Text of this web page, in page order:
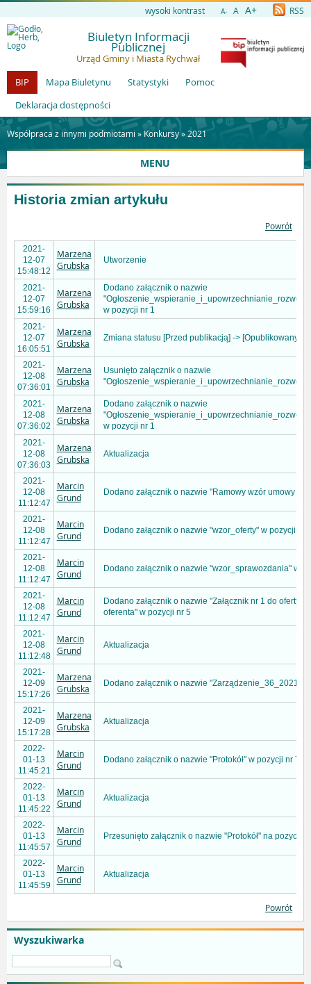
wysoki kontrast A- A A+ RSS
Biuletyn Informacji
Publicznej
Urząd Gminy i Miasta Rychwał
BIP
Mapa Biuletynu Statystyki
Pomoc
Deklaracja dostępności
Współpraca z innymi podmiotami » Konkursy» 2021
MENU
Wyszukiwarka
Historia zmian artykułu
Powrót
2021-
12-07
15:48:12
Marzena
Grubska
Utworzenie
2021-
12-07
15:59:16
Marzena
Grubska
Dodano załącznik o nazwie
w pozycji nr 1
2021-
12-07
16:05:51
Marzena
Grubska
Zmiana statusu [Przed publikacją] -> [Opublikowany]
2021-
12-08
07:36:01
Marzena
Grubska
Usunięto załącznik o nazwie
2021-
12-08
07:36:02
Marzena
Grubska
Dodano załącznik o nazwie
w pozycji nr 1
2021-
12-08
07:36:03
Marzena
Grubska
Aktualizacja
2021-
12-08
11:12:47
Marcin
Grund
Dodano załącznik o nazwie "Ramowy wzór umowy 3-
2021-
12-08
11:12:47
Marcin
Grund
Dodano załącznik o nazwie "wzor_oferty" w pozycji nr
2021-
12-08
11:12:47
Marcin
Grund
Dodano załącznik o nazwie "wzor_sprawozdania" w
2021-
12-08
11:12:47
Marcin
Grund
Dodano załącznik o nazwie "Załącznik nr 1 do oferty
oferenta" w pozycji nr 5
2021-
12-08
11:12:48
Marcin
Grund
Aktualizacja
2021-
12-09
15:17:26
Marzena
Grubska
Dodano załącznik o nazwie "Zarządzenie_36_2021"
2021-
12-09
15:17:28
Marzena
Grubska
Aktualizacja
2022-
01-13
11:45:21
Marcin
Grund
Dodano załącznik o nazwie "Protokół" w pozycji nr 7
2022-
01-13
11:45:22
Marcin
Grund
Aktualizacja
2022-
01-13
11:45:57
Marcin
Grund
Przesunięto załącznik o nazwie "Protokół" na pozycję
2022-
01-13
11:45:59
Marcin
Grund
Aktualizacja
Powrót